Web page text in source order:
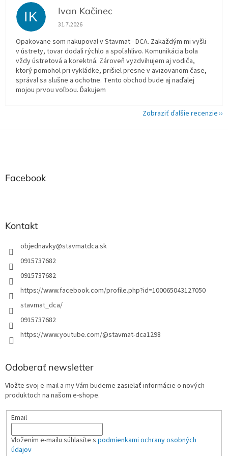
IK Ivan Kačinec
Hodnotenie obchodu je 5 z 5 hviezdičiek.
31.7.2026
Opakovane som nakupoval v Stavmat - DCA. Zakaždým mi vyšli
v ústrety, tovar dodali rýchlo a spoľahlivo. Komunikácia bola
vždy ústretová a korektná. Zároveň vyzdvihujem aj vodiča,
ktorý pomohol pri vykládke, prišiel presne v avizovanom čase,
správal sa slušne a ochotne. Tento obchod bude aj naďalej
mojou prvou voľbou. Ďakujem
Zobraziť ďalšie recenzie
Facebook
Kontakt
objednavky@stavmatdca.sk
0915737682
0915737682
https://www.facebook.com/profile.php?id=100065043127050
stavmat_dca/
0915737682
https://www.youtube.com/@stavmat-dca1298
Odoberať newsletter
Vložte svoj e-mail a my Vám budeme zasielať informácie o nových
produktoch na našom e-shope.
Email
Vložením e-mailu súhlasíte s podmienkami ochrany osobných
údajov